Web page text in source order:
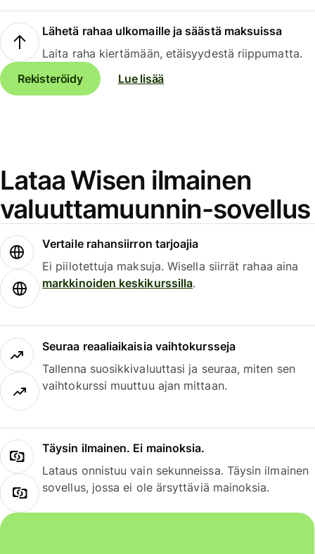
Lähetä rahaa ulkomaille ja säästä maksuissa
Laita raha kiertämään, etäisyydestä riippumatta.
Rekisteröidy
Lue lisää
Lataa Wisen ilmainen
valuuttamuunnin-sovellus
Vertaile rahansiirron tarjoajia
Ei piilotettuja maksuja. Wisella siirrät rahaa aina
markkinoiden keskikurssilla.
Seuraa reaaliaikaisia vaihtokursseja
Tallenna suosikkivaluuttasi ja seuraa, miten sen
vaihtokurssi muuttuu ajan mittaan.
Täysin ilmainen. Ei mainoksia.
Lataus onnistuu vain sekunneissa. Täysin ilmainen
sovellus, jossa ei ole ärsyttäviä mainoksia.